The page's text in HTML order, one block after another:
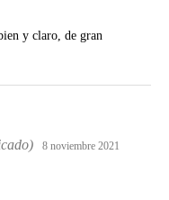
y claro, de gran
8 noviembre 2021